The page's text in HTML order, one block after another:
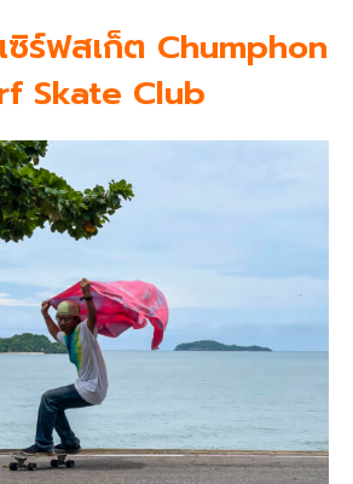
ซิร์ฟสเก็ต Chumphon
Skate Club